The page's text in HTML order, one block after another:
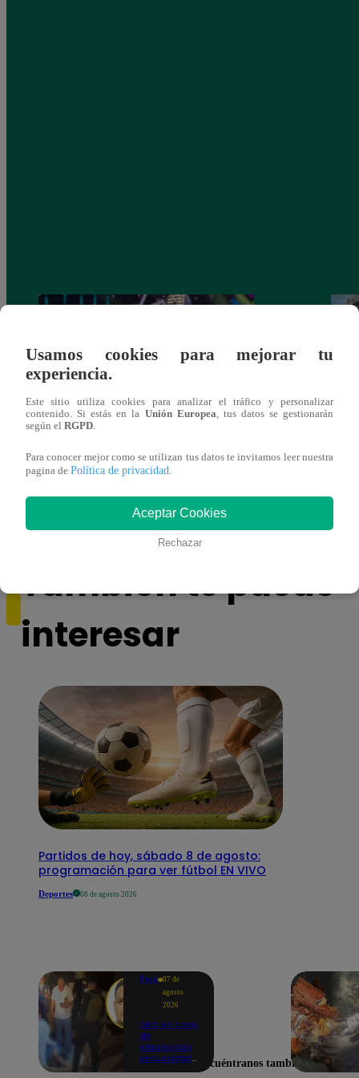
ganadora de Yo Soy: Nueva Generación!
También te puede
interesar
Partidos de hoy, sábado 8 de agosto:
programación para ver fútbol EN VIVO
Deportes 08 de agosto 2026
Perú 07 de
agosto
2026
Giro en caso
de
empresario
secuestrado
Usamos cookies para mejorar tu
experiencia.
Este sitio utiliza cookies para analizar el tráfico y personalizar
contenido. Si estás en la Unión Europea , tus datos se gestionarán
según el RGPD
Para conocer mejor como se utilizan tus datos te invitamos leer nuestra
pagina de Política de privacidad
Aceptar Cookies
Rechazar
Encuéntranos también en